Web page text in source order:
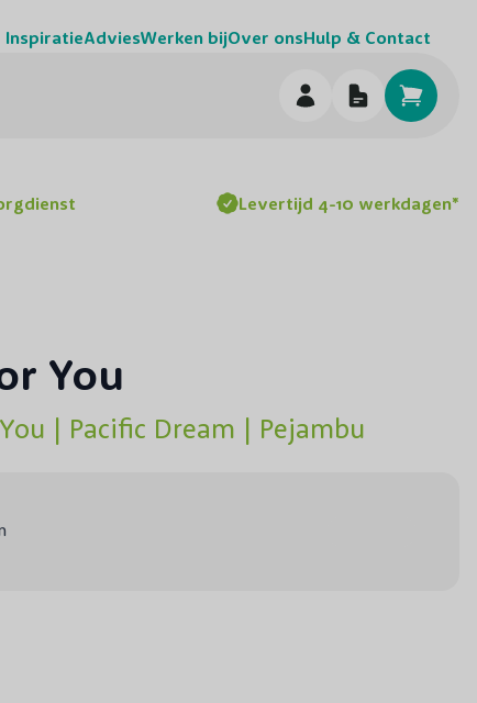
InspiratieAdviesWerken bijOver onsHulp & Contact
Levertijd 4-10 werkdagen*
You
| Pacific Dream | Pejambu